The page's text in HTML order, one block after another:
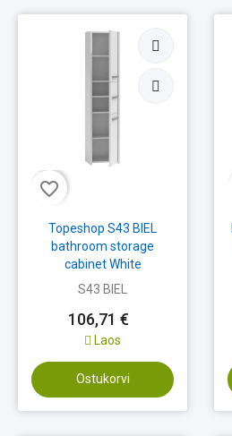
favorite_border
Topeshop S43 BIEL
bathroom storage
cabinet White
S43 BIEL
106,71 €
Laos
Ostukorvi